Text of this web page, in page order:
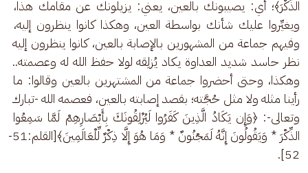
الذِّكْرَ﴾؛ أي: يصيبونك بالعين، يعني: يزيلونك عن مقامك هذا،
ويغيِّروا عليك شأنك بواسطة العين، وهكذا كانوا ينظرون إليه،
وفيهم جماعة من المشهورين بالإصابة بالعين، كانوا ينظرون إليه
نظر حاسد شديد العداوة يكاد يُزلِقه لولا حفظ الله له وعصمته..
وهكذا، وحتى أحضروا جماعة من المشتهرين بالعين وقالوا: ما
رأينا مثله ولا مثل حُجَّته؛ بقصد إصابته بالعين، فعصمه الله -تبارك
وتعالى-: ﴿وَإِن يَكَادُ الَّذِينَ كَفَرُوا لَيُزْلِقُونَكَ بِأَبْصَارِهِمْ لَمَّا سَمِعُوا
الذِّكْرَ * وَيَقُولُونَ إِنَّهُ لَمَجْنُونٌ * وَمَا هُوَ إِلَّا ذِكْرٌ لِّلْعَالَمِينَ﴾[القلم:51-
52].